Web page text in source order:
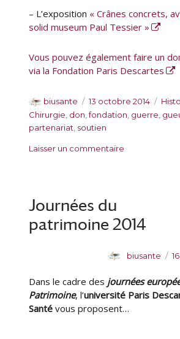
– L’exposition « Crânes concrets,
solid museum Paul Tessier »
Vous pouvez également faire un
via la Fondation Paris Descartes
A
u
t
u
biusante
P
u
b
i
13 octobre 2014
C
a
Chirurgie, don,fondation, guerre,
partenariat, soutien
Laisser un commentaire
o
d
i
n
Journées du
patrimoine 2014
A
t
e
biusante
P
b
l
Dans le cadre des journées
Patrimoine, l’université Paris
Santé vous proposent…